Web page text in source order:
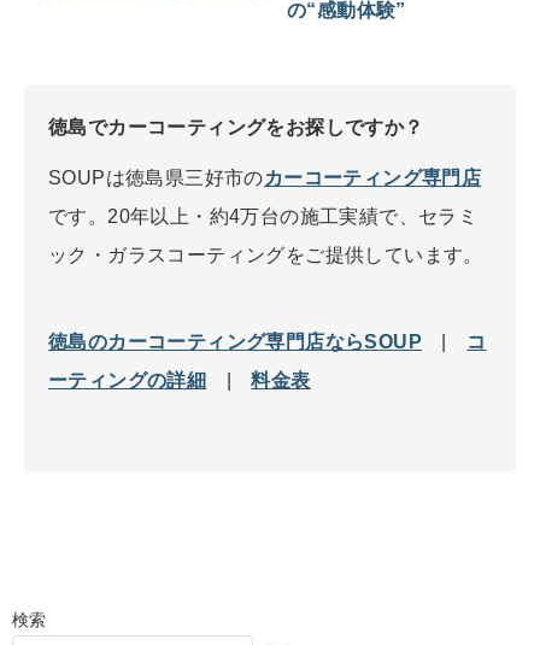
の“感動体験”
徳島でカーコーティングをお探しですか？
SOUPは徳島県三好市のカーコーティング専門店
です。20年以上・約4万台の施工実績で、セラミ
ック・ガラスコーティングをご提供しています。
徳島のカーコーティング専門店ならSOUP
コ
ーティングの詳細
|料金表
検索